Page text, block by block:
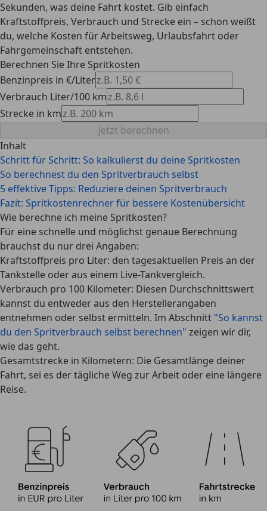
Sekunden, was deine Fahrt kostet. Gib einfach
Kraftstoffpreis, Verbrauch und Strecke ein – schon weißt
du, welche Kosten für Arbeitsweg, Urlaubsfahrt oder
Fahrgemeinschaft entstehen.
Berechnen Sie Ihre Spritkosten
Benzinpreis in €/Liter
Verbrauch Liter/100 km
Strecke in km
Jetzt berechnen
Inhalt
Schritt für Schritt: So kalkulierst du deine Spritkosten
So berechnest du den Spritverbrauch selbst
5 effektive Tipps: Reduziere deinen Spritverbrauch
Fazit: Spritkostenrechner für bessere Kostenübersicht
Wie berechne ich meine Spritkosten?
Für eine schnelle und möglichst genaue Berechnung
brauchst du nur drei Angaben:
Kraftstoffpreis pro Liter: den tagesaktuellen Preis an der
Tankstelle oder aus einem Live-Tankvergleich.
Verbrauch pro 100 Kilometer: Diesen Durchschnittswert
kannst du entweder aus den Herstellerangaben
entnehmen oder selbst ermitteln. Im Abschnitt "So kannst
du den Spritverbrauch selbst berechnen" zeigen wir dir,
wie das geht.
Gesamtstrecke in Kilometern: Die Gesamtlänge deiner
Fahrt, sei es der tägliche Weg zur Arbeit oder eine längere
Reise.